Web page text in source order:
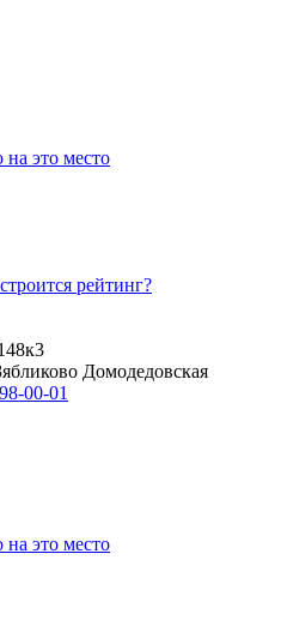
это место
рейтинг?
Домодедовская
00-01
это место